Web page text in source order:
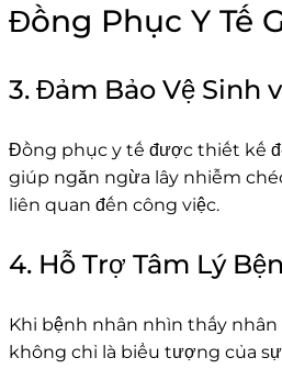
Đồng Phục Y Tế
3. Đảm Bảo Vệ Sinh
Đồng phục y tế được thiết kế
giúp ngăn ngừa lây nhiễm
liên quan đến công việc.
4. Hỗ Trợ Tâm Lý
Khi bệnh nhân nhìn thấy
không chỉ là biểu tượng của